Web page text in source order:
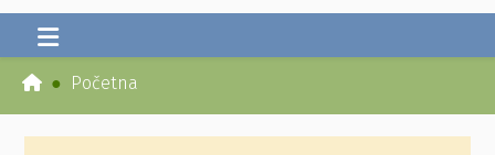
Početna